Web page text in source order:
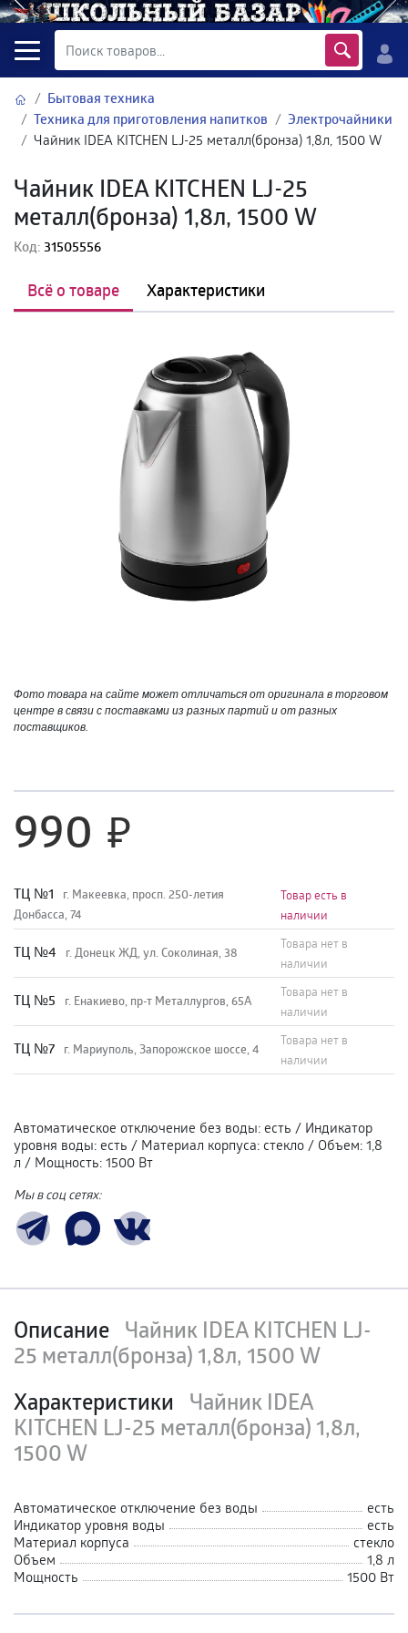
Бытовая техника
Техника для приготовления напитков
Электрочайники
Чайник IDEA KITCHEN LJ-25 металл(бронза) 1,8л, 1500 W
Чайник IDEA KITCHEN LJ-25
металл(бронза) 1,8л, 1500 W
Код:31505556
Всё о товаре Характеристики
Фото товара на сайте может отличаться от оригинала в торговом
центре в связи с поставками из разных партий и от разных
поставщиков.
990
TЦ №1
г. Макеевка, просп. 250-летия
Донбасса, 74
Товар есть в
наличии
TЦ №4 г. Донецк ЖД, ул. Соколиная, 38
Товара нет в
наличии
TЦ №5 г. Енакиево, пр-т Металлургов, 65А
Товара нет в
наличии
ТЦ №7 г. Мариуполь, Запорожское шоссе, 4
Товара нет в
наличии
Автоматическое отключение без воды: есть / Индикатор
уровня воды: есть / Материал корпуса: стекло / Объем: 1,8
л / Мощность: 1500 Вт
Мы в соц сетях:
Описание Чайник IDEA KITCHEN LJ-
25 металл(бронза) 1,8л, 1500 W
Характеристики
Чайник IDEA
KITCHEN LJ-25 металл(бронза) 1,8л,
1500 W
Автоматическое отключение без воды
есть
Индикатор уровня воды
есть
Материал корпуса
стекло
Объем
1,8 л
Мощность
1500 Вт